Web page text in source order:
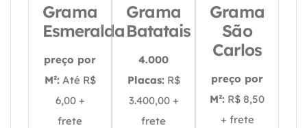
Grama
Esmeralda
preço por
M²: Até R$
6,00 +
frete
Grama
Batatais
4.000
Placas: R$
3.400,00 +
frete
Grama
São
Carlos
preço por
M²: R$ 8,50
+ frete